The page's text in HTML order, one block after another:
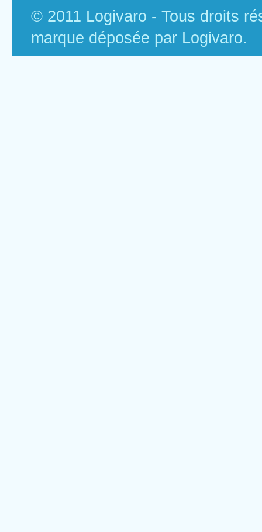
© 2011 Logivaro - Tous droits
marque déposée par Logivaro.